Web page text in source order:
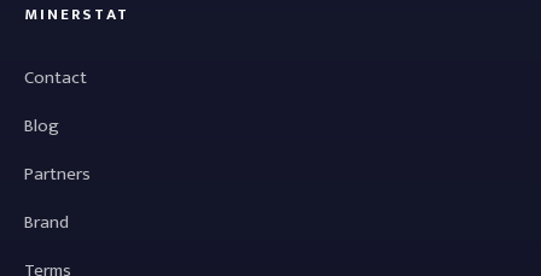
MINERSTAT
Contact
Blog
Partners
Brand